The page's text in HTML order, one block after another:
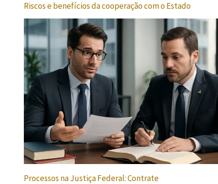
Riscos e benefícios da cooperação com o Estado
Processos na Justiça Federal: Contrate